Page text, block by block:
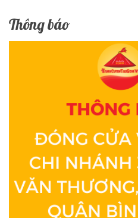
Thông báo